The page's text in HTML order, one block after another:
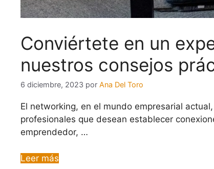
Conviértete en un
nuestros consejos
6 diciembre, 2023 por Ana Del Toro
El networking, en el mundo empresarial
profesionales que desean establecer
emprendedor, …
Leer más